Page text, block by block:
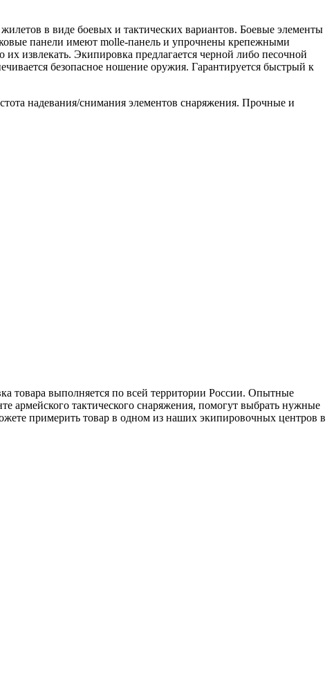
в виде боевых и тактических вариантов. Боевые элементы
панели имеют molle-панель и упрочнены крепежными
извлекать. Экипировка предлагается черной либо песочной
безопасное ношение оружия. Гарантируется быстрый к
надевания/снимания элементов снаряжения. Прочные и
товара выполняется по всей территории России. Опытные
армейского тактического снаряжения, помогут выбрать нужные
примерить товар в одном из наших экипировочных центров в